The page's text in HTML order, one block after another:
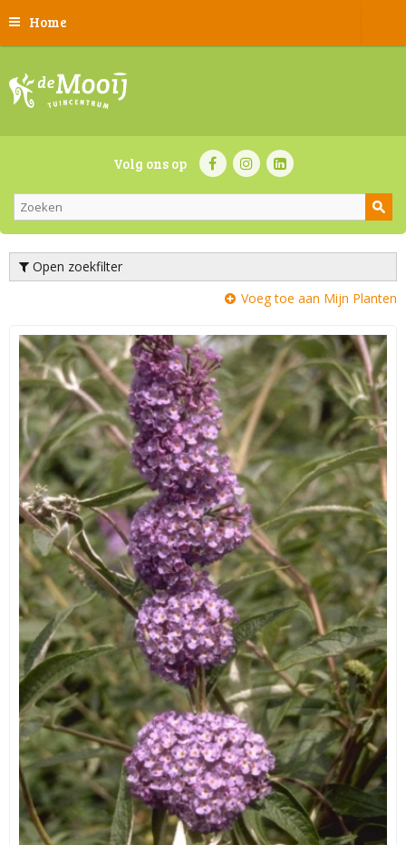
Home
Volg ons op
Open zoekfilter
Voeg toe aan Mijn Planten